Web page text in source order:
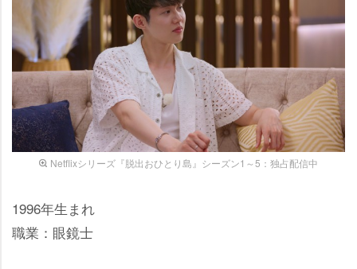
Netflixシリーズ『脱出おひとり島』シーズン1～5：独占配信中
1996年生まれ
職業：眼鏡士